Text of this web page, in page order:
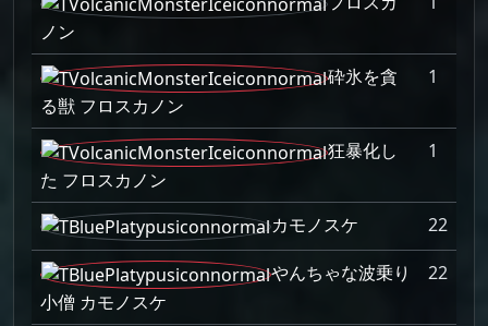
ノン
砕氷を貪
る獣 フロスカノン
1
狂暴化し
た フロスカノン
1
カモノスケ
22
やんちゃな波乗り
小僧 カモノスケ
22